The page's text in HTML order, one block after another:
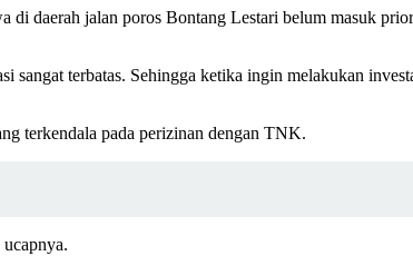
daerah jalan poros Bontang Lestari belum masuk
terbatas. Sehingga ketika ingin melakukan
terkendala pada perizinan dengan TNK.